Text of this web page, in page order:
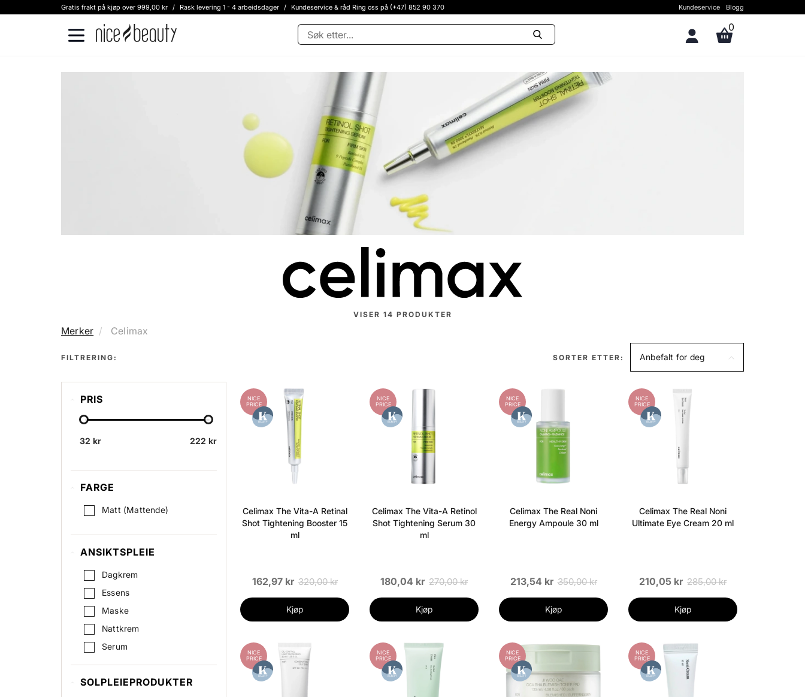
Gratis frakt på kjøp over 999,00 kr / Rask levering 1 - 4 arbeidsdager / Kundeservice & råd Ring oss på (+47) 852 90 370 Kundeservice Blogg
0
VISER 14 PRODUKTER
Merker Celimax
FILTRERING: Anbefalt for deg
SORTER ETTER:
PRIS
32 kr 222 kr
FARGE
Matt (Mattende)
ANSIKTSPLEIE
Dagkrem
Essens
Maske
Nattkrem
Serum
Sheet Mask
Skintonic / Toner
SOLPLEIEPRODUKTER
NICE
PRICE
Celimax The Vita-A Retinal
Shot Tightening Booster 15
ml
162,97 kr 320,00 kr
Kjøp
NICE
PRICE
Celimax The Vita-A Retinol
Shot Tightening Serum 30
ml
180,04 kr 270,00 kr
Kjøp
NICE
PRICE
Celimax The Real Noni
Energy Ampoule 30 ml
213,54 kr 350,00 kr
Kjøp
NICE
PRICE
Celimax The Real Noni
Ultimate Eye Cream 20 ml
210,05 kr 285,00 kr
Kjøp
NICE
PRICE
NICE
PRICE
NICE
PRICE
NICE
PRICE